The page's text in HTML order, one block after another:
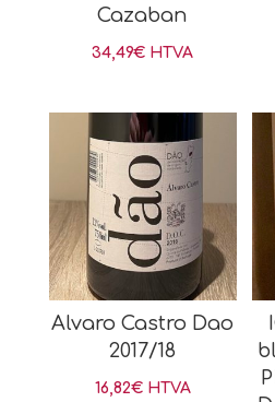
Cazaban
34,49€ HTVA
Alvaro Castro Dao
2017/18
16,82€ HTVA